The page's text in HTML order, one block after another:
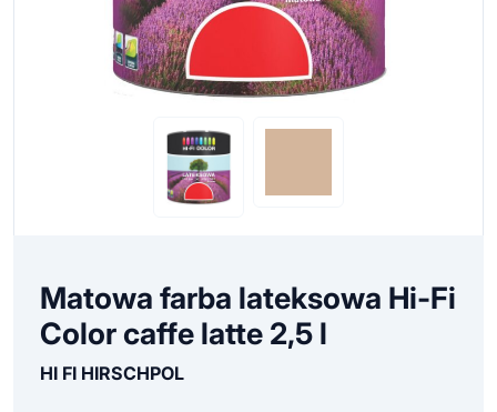
Matowa farba lateksowa Hi-Fi
Color caffe latte 2,5 l
HI FI HIRSCHPOL